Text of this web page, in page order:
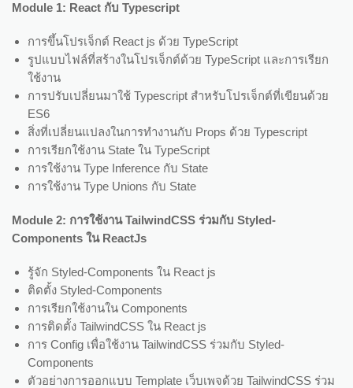
Module 1: React กับ Typescript
การขึ้นโปรเจ็กต์ React js ด้วย TypeScript
รูปแบบไฟล์ที่สร้างในโปรเจ็กต์ด้วย TypeScript และการเรียก
ใช้งาน
การปรับเปลี่ยนมาใช้ Typescript สำหรับโปรเจ็กต์ที่เขียนด้วย
ES6
สิ่งที่เปลี่ยนแปลงในการทำงานกับ Props ด้วย Typescript
การเรียกใช้งาน State ใน TypeScript
การใช้งาน Type Inference กับ State
การใช้งาน Type Unions กับ State
Module 2: การใช้งาน TailwindCSS ร่วมกับ Styled-
Components ใน ReactJs
รู้จัก Styled-Components ใน React js
ติดตั้ง Styled-Components
การเรียกใช้งานใน Components
การติดตั้ง TailwindCSS ใน React js
การ Config เพื่อใช้งาน TailwindCSS ร่วมกับ Styled-
Components
ตัวอย่างการออกแบบ Template เว็บเพจด้วย TailwindCSS ร่วม